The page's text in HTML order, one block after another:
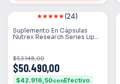
SIN STOCK (24)
Suplemento En Cápsulas
Nutrex Research Series Lipo-
Un
$50.490,00
$53.148,00
$42.916,50con